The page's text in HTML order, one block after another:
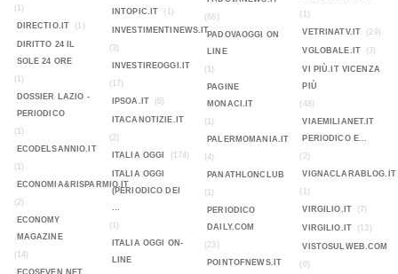
(1)
DIRECTIO.IT
(1)
DIRITTO 24 IL
SOLE 24 ORE
(1)
DOSSIER LAZIO -
PERIODICO
(1)
ECODELSANNIO.IT
(1)
ECONOMIA&RISPARMIO.IT
(2)
ECONOMY
MAGAZINE
(14)
INTOPIC.IT (1)
INVESTIMENTINEWS.IT
(3)
INVESTIREOGGI.IT
(17)
IPSOA.IT
(6)
ITACANOTIZIE.IT
(2)
ITALIA OGGI
(174)
ITALIA OGGI
(PERIODICO DEI
...
(1)
ITALIA OGGI ON-
LINE
(68)
PADOVAOGGI ON
LINE
(1)
PAGINE
MONACI.IT
(1)
PALERMOMANIA.IT
(4)
PANATHLONCLUB
(1)
PERIODICO
DAILY.COM
(23)
POINTOFNEWS.IT
(1)
VETRINATV.IT
(29)
VGLOBALE.IT (3)
VI PIÙ.IT VICENZA
PIÙ
(48)
VIAEMILIANET.IT
PERIODICO E...
(2)
VIGNACLARABLOG.IT
(1)
VIRGILIO.IT
(7)
VIRGILIO.IT (13)
VISTOSULWEB.COM
(0)